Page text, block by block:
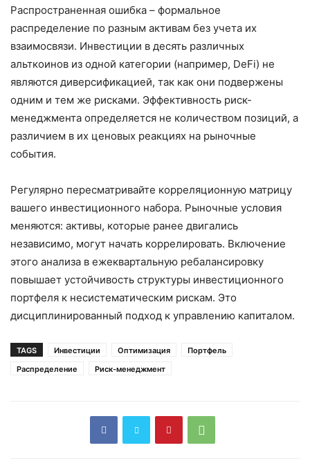
Распространенная ошибка – формальное
распределение по разным активам без учета их
взаимосвязи. Инвестиции в десять различных
альткоинов из одной категории (например, DeFi) не
являются диверсификацией, так как они подвержены
одним и тем же рисками. Эффективность риск-
менеджмента определяется не количеством позиций, а
различием в их ценовых реакциях на рыночные
события.
Регулярно пересматривайте корреляционную матрицу
вашего инвестиционного набора. Рыночные условия
меняются: активы, которые ранее двигались
независимо, могут начать коррелировать. Включение
этого анализа в ежеквартальную ребалансировку
повышает устойчивость структуры инвестиционного
портфеля к несистематическим рискам. Это
дисциплинированный подход к управлению капиталом.
TAGS Инвестиции Оптимизация
Портфель
Распределение
Риск-менеджмент